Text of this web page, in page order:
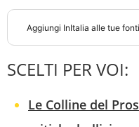
Aggiungi InItalia alle tue
SCELTI PER VOI:
Le Colline del